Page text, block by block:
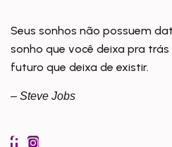
Seus sonhos não possuem
sonho que você deixa pra
futuro que deixa de existir.
– Steve Jobs